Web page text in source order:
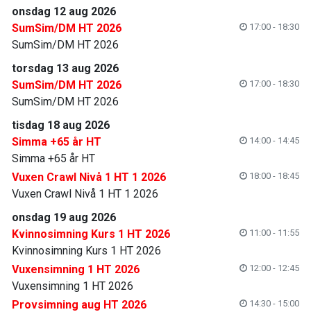
onsdag 12 aug 2026
SumSim/DM HT 2026
17:00 - 18:30
SumSim/DM HT 2026
torsdag 13 aug 2026
SumSim/DM HT 2026
17:00 - 18:30
SumSim/DM HT 2026
tisdag 18 aug 2026
Simma +65 år HT
14:00 - 14:45
Simma +65 år HT
Vuxen Crawl Nivå 1 HT 1 2026
18:00 - 18:45
Vuxen Crawl Nivå 1 HT 1 2026
onsdag 19 aug 2026
Kvinnosimning Kurs 1 HT 2026
11:00 - 11:55
Kvinnosimning Kurs 1 HT 2026
Vuxensimning 1 HT 2026
12:00 - 12:45
Vuxensimning 1 HT 2026
Provsimning aug HT 2026
14:30 - 15:00